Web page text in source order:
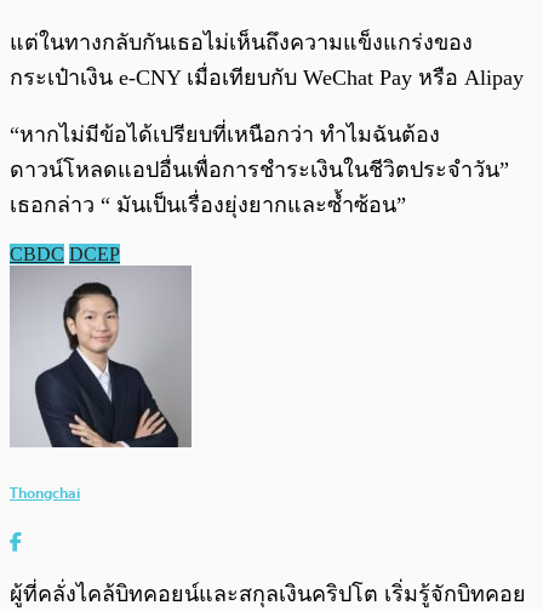
แต่ในทางกลับกันเธอไม่เห็นถึงความแข็งแกร่งของ
กระเป๋าเงิน e-CNY เมื่อเทียบกับ WeChat Pay หรือ Alipay
“หากไม่มีข้อได้เปรียบที่เหนือกว่า ทำไมฉันต้อง
ดาวน์โหลดแอปอื่นเพื่อการชำระเงินในชีวิตประจำวัน”
เธอกล่าว “ มันเป็นเรื่องยุ่งยากและซ้ำซ้อน”
CBDC DCEP
Thongchai
ผู้ที่คลั่งไคล้บิทคอยน์และสกุลเงินคริปโต เริ่มรู้จักบิทคอย